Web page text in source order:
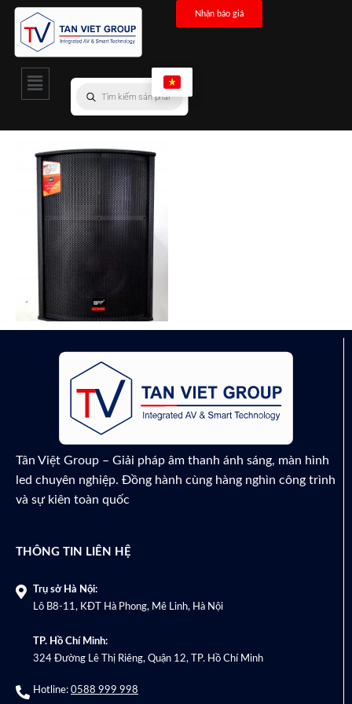
Nhận báo giá
Tân Việt Group – Giải pháp âm thanh ánh sáng, màn hình
led chuyên nghiệp. Đồng hành cùng hàng nghìn công trình
và sự kiên toàn quốc
THÔNG TIN LIÊN HỆ
Trụ sở Hà Nội:
Lô B8-11, KĐT Hà Phong, Mê Linh, Hà Nội
TP. Hồ Chí Minh:
324 Đường Lê Thị Riêng, Quận 12, TP. Hồ Chí Minh
Hotline: 0588 999 998